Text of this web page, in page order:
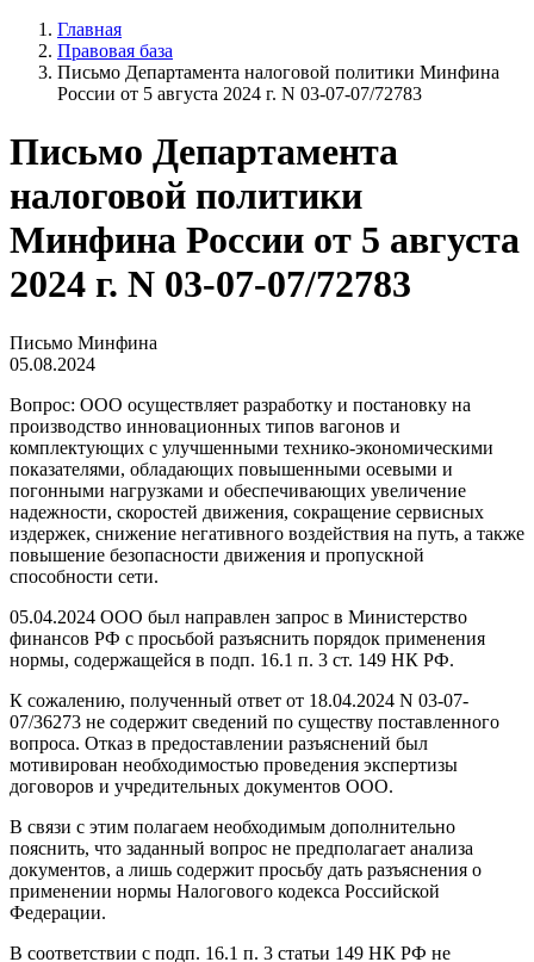
Главная
Правовая база
Письмо Департамента налоговой политики Минфина
России от 5 августа 2024 г. N 03-07-07/72783
Письмо Департамента
налоговой политики
Минфина России от 5 августа
2024 г. N 03-07-07/72783
Письмо Минфина
05.08.2024
Вопрос: ООО осуществляет разработку и постановку на
производство инновационных типов вагонов и
комплектующих с улучшенными технико-экономическими
показателями, обладающих повышенными осевыми и
погонными нагрузками и обеспечивающих увеличение
надежности, скоростей движения, сокращение сервисных
издержек, снижение негативного воздействия на путь, а также
повышение безопасности движения и пропускной
способности сети.
05.04.2024 ООО был направлен запрос в Министерство
финансов РФ с просьбой разъяснить порядок применения
нормы, содержащейся в подп. 16.1 п. 3 ст. 149 НК РФ.
К сожалению, полученный ответ от 18.04.2024 N 03-07-
07/36273 не содержит сведений по существу поставленного
вопроса. Отказ в предоставлении разъяснений был
мотивирован необходимостью проведения экспертизы
договоров и учредительных документов ООО.
В связи с этим полагаем необходимым дополнительно
пояснить, что заданный вопрос не предполагает анализа
документов, а лишь содержит просьбу дать разъяснения о
применении нормы Налогового кодекса Российской
Федерации.
В соответствии с подп. 16.1 п. 3 статьи 149 НК РФ не